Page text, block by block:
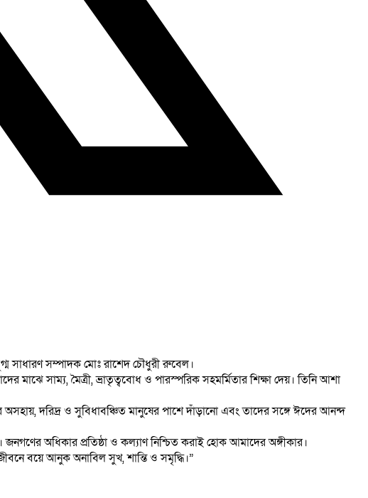
সাধারণ সম্পাদক মোঃ রাশেদ চৌধুরী রুবেল।
সাম্য, মৈত্রী, ভ্রাতৃত্ববোধ ও পারস্পরিক সহমর্মিতার শিক্ষা দেয়। তিনি আশা
দরিদ্র ও সুবিধাবঞ্চিত মানুষের পাশে দাঁড়ানো এবং তাদের সঙ্গে ঈদের আনন্দ
অধিকার প্রতিষ্ঠা ও কল্যাণ নিশ্চিত করাই হোক আমাদের অঙ্গীকার।
বয়ে আনুক অনাবিল সুখ, শান্তি ও সমৃদ্ধি।”